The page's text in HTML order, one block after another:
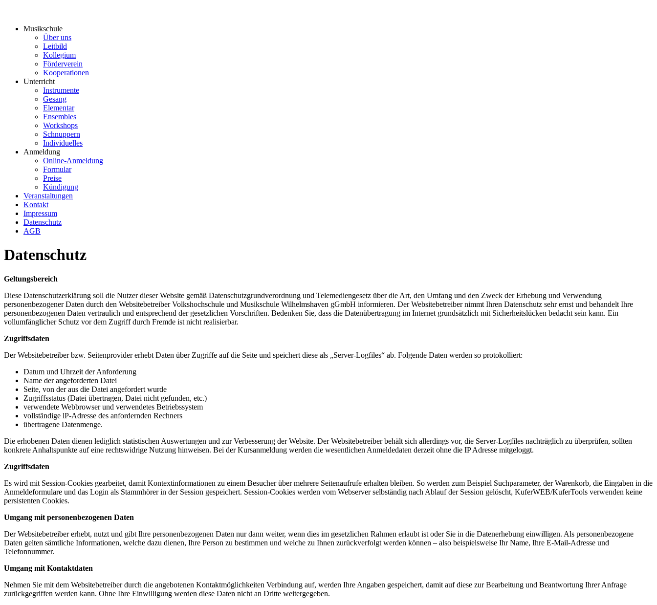
Musikschule
Über uns
Leitbild
Kollegium
Förderverein
Kooperationen
Unterricht
Instrumente
Gesang
Elementar
Ensembles
Workshops
Schnuppern
Individuelles
Anmeldung
Online-Anmeldung
Formular
Preise
Kündigung
Veranstaltungen
Kontakt
Impressum
Datenschutz
AGB
Datenschutz
Geltungsbereich
Diese Datenschutzerklärung soll die Nutzer dieser Website gemäß Datenschutzgrundverordnung und Telemediengesetz über die Art, den Umfang und den Zweck der Erhebung und Verwendung
personenbezogener Daten durch den Websitebetreiber Volkshochschule und Musikschule Wilhelmshaven gGmbH informieren. Der Websitebetreiber nimmt Ihren Datenschutz sehr ernst und behandelt Ihre
personenbezogenen Daten vertraulich und entsprechend der gesetzlichen Vorschriften. Bedenken Sie, dass die Datenübertragung im Internet grundsätzlich mit Sicherheitslücken bedacht sein kann. Ein
vollumfänglicher Schutz vor dem Zugriff durch Fremde ist nicht realisierbar.
Zugriffsdaten
Der Websitebetreiber bzw. Seitenprovider erhebt Daten über Zugriffe auf die Seite und speichert diese als „Server-Logfiles“ ab. Folgende Daten werden so protokolliert:
Datum und Uhrzeit der Anforderung
Name der angeforderten Datei
Seite, von der aus die Datei angefordert wurde
Zugriffsstatus (Datei übertragen, Datei nicht gefunden, etc.)
verwendete Webbrowser und verwendetes Betriebssystem
vollständige lP-Adresse des anfordernden Rechners
übertragene Datenmenge.
Die erhobenen Daten dienen lediglich statistischen Auswertungen und zur Verbesserung der Website. Der Websitebetreiber behält sich allerdings vor, die Server-Logfiles nachträglich zu überprüfen, sollten
konkrete Anhaltspunkte auf eine rechtswidrige Nutzung hinweisen. Bei der Kursanmeldung werden die wesentlichen Anmeldedaten derzeit ohne die IP Adresse mitgeloggt.
Zugriffsdaten
Es wird mit Session-Cookies gearbeitet, damit Kontextinformationen zu einem Besucher über mehrere Seitenaufrufe erhalten bleiben. So werden zum Beispiel Suchparameter, der Warenkorb, die Eingaben in die
Anmeldeformulare und das Login als Stammhörer in der Session gespeichert. Session-Cookies werden vom Webserver selbständig nach Ablauf der Session gelöscht, KuferWEB/KuferTools verwenden keine
persistenten Cookies.
Umgang mit personenbezogenen Daten
Der Websitebetreiber erhebt, nutzt und gibt Ihre personenbezogenen Daten nur dann weiter, wenn dies im gesetzlichen Rahmen erlaubt ist oder Sie in die Datenerhebung einwilligen. Als personenbezogene
Daten gelten sämtliche Informationen, welche dazu dienen, Ihre Person zu bestimmen und welche zu Ihnen zurückverfolgt werden können – also beispielsweise Ihr Name, Ihre E-Mail-Adresse und
Telefonnummer.
Umgang mit Kontaktdaten
Nehmen Sie mit dem Websitebetreiber durch die angebotenen Kontaktmöglichkeiten Verbindung auf, werden Ihre Angaben gespeichert, damit auf diese zur Bearbeitung und Beantwortung Ihrer Anfrage
zurückgegriffen werden kann. Ohne Ihre Einwilligung werden diese Daten nicht an Dritte weitergegeben.